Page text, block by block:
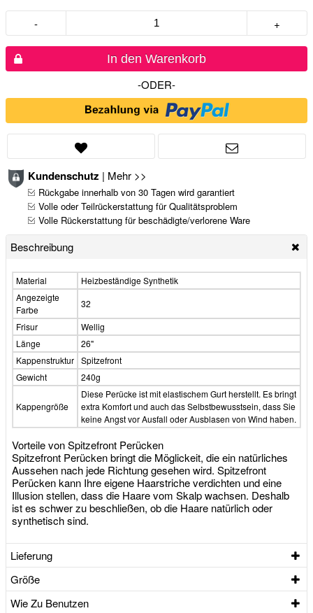
- +
In den Warenkorb
-ODER-
Kundenschutz | Mehr >>
Rückgabe innerhalb von 30 Tagen wird garantiert
Volle oder Teilrückerstattung für Qualitätsproblem
Volle Rückerstattung für beschädigte/verlorene Ware
Beschreibung
Material
Heizbeständige Synthetik
Angezeigte
Farbe
32
Frisur
Wellig
Länge
26"
Kappenstruktur Spitzefront
Gewicht
240g
Kappengröße
Diese Perücke ist mit elastischem Gurt herstellt. Es bringt
extra Komfort und auch das Selbstbewusstsein, dass Sie
keine Angst vor Ausfall oder Ausblasen von Wind haben.
Vorteile von Spitzefront Perücken
Spitzefront Perücken bringt die Möglickeit, die ein natürliches
Aussehen nach jede Richtung gesehen wird. Spitzefront
Perücken kann Ihre eigene Haarstriche verdichten und eine
Illusion stellen, dass die Haare vom Skalp wachsen. Deshalb
ist es schwer zu beschließen, ob die Haare natürlich oder
synthetisch sind.
Lieferung
Größe
Wie Zu Benutzen